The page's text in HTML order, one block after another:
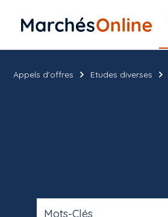
Mots-Clés
Appels d'offres Etudes diverses